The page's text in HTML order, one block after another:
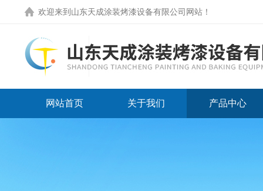
欢迎来到 山东天成涂装烤漆设备有限公司网站 ！
网站首页 关于我们 产品中心